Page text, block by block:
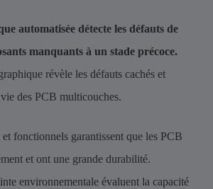
automatisée détecte les défauts de
manquants à un stade précoce.
révèle les défauts cachés et
des PCB multicouches.
fonctionnels garantissent que les PCB
et ont une grande durabilité.
environnementale évaluent la capacité